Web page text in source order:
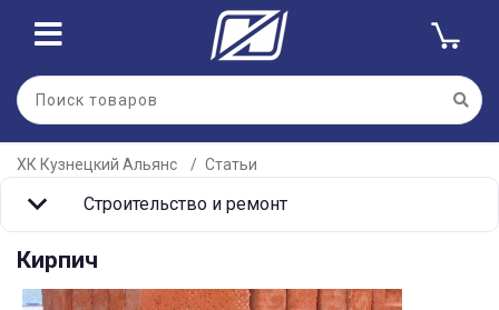
ХК Кузнецкий Альянс Статьи
Строительство и ремонт
Кирпич